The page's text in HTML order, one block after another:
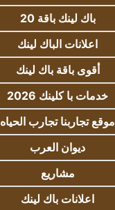
باك لينك باقة 20
اعلانات الباك لينك
أقوى باقة باك لينك
خدمات با كلينك 2026
موقع تجاربنا تجارب الحياه
ديوان العرب
مشاريع
اعلانات باك لينك